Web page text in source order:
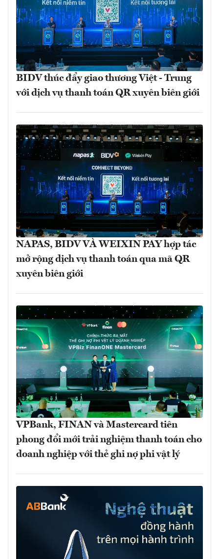
BIDV thúc đẩy giao thương Việt - Trung
với dịch vụ thanh toán QR xuyên biên giới
NAPAS, BIDV VÀ WEIXIN PAY hợp tác
mở rộng dịch vụ thanh toán qua mã QR
xuyên biên giới
VPBank, FINAN và Mastercard tiên
phong đổi mới trải nghiệm thanh toán cho
doanh nghiệp với thẻ ghi nợ phi vật lý